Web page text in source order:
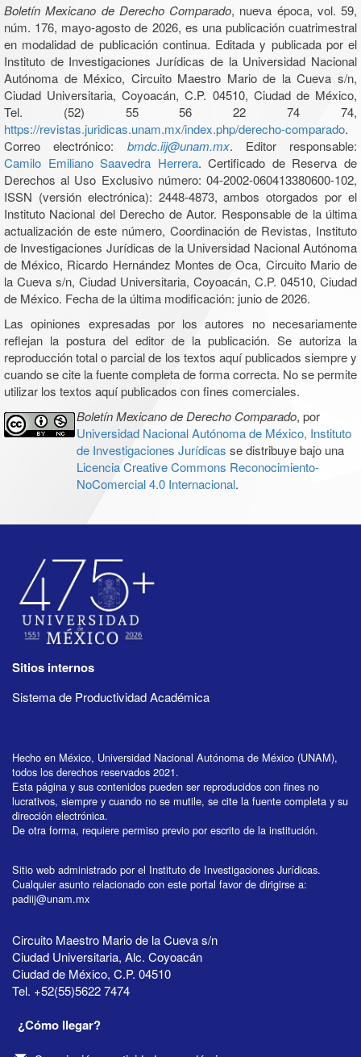
Boletín Mexicano de Derecho Comparado, nueva época, vol. 59,
núm. 176, mayo-agosto de 2026, es una publicación cuatrimestral
en modalidad de publicación continua. Editada y publicada por el
Instituto de Investigaciones Jurídicas de la Universidad Nacional
Autónoma de México, Circuito Maestro Mario de la Cueva s/n,
Ciudad Universitaria, Coyoacán, C.P. 04510, Ciudad de México,
Tel. (52) 55 56 22 74 74,
https://revistas.juridicas.unam.mx/index.php/derecho-comparado.
Correo electrónico: bmdc.iij@unam.mx. Editor responsable:
Camilo Emiliano Saavedra Herrera. Certificado de Reserva de
Derechos al Uso Exclusivo número: 04-2002-060413380600-102,
ISSN (versión electrónica): 2448-4873, ambos otorgados por el
Instituto Nacional del Derecho de Autor. Responsable de la última
actualización de este número, Coordinación de Revistas, Instituto
de Investigaciones Jurídicas de la Universidad Nacional Autónoma
de México, Ricardo Hernández Montes de Oca, Circuito Mario de
la Cueva s/n, Ciudad Universitaria, Coyoacán, C.P. 04510, Ciudad
de México. Fecha de la última modificación: junio de 2026.
Las opiniones expresadas por los autores no necesariamente
reflejan la postura del editor de la publicación. Se autoriza la
reproducción total o parcial de los textos aquí publicados siempre y
cuando se cite la fuente completa de forma correcta. No se permite
utilizar los textos aquí publicados con fines comerciales.
Boletín Mexicano de Derecho Comparado, por
Universidad Nacional Autónoma de México, Instituto
de Investigaciones Jurídicas se distribuye bajo una
Licencia Creative Commons Reconocimiento-
NoComercial 4.0 Internacional.
Sitios internos
Sistema de Productividad Académica
Hecho en México, Universidad Nacional Autónoma de México (UNAM),
todos los derechos reservados 2021.
Esta página y sus contenidos pueden ser reproducidos con fines no
lucrativos, siempre y cuando no se mutile, se cite la fuente completa y su
dirección electrónica.
De otra forma, requiere permiso previo por escrito de la institución.
Sitio web administrado por el Instituto de Investigaciones Jurídicas.
Cualquier asunto relacionado con este portal favor de dirigirse a:
padiij@unam.mx
Circuito Maestro Mario de la Cueva s/n
Ciudad Universitaria, Alc. Coyoacán
Ciudad de México, C.P. 04510
Tel. +52(55)5622 7474
¿Cómo llegar?